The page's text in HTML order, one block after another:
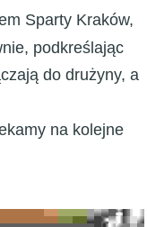
Sparty Kraków,
podkreślając
do drużyny, a
na kolejne